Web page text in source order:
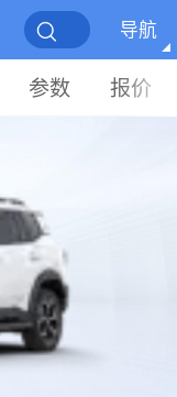
导航
参数 报价